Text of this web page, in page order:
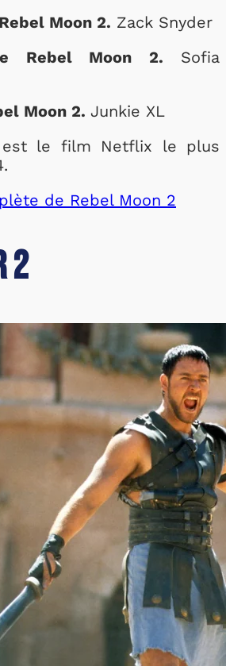
Moon 2. Zack Snyder
Rebel Moon 2. Sofia
Moon 2. Junkie XL
est le film Netflix le plus
de Rebel Moon 2
2